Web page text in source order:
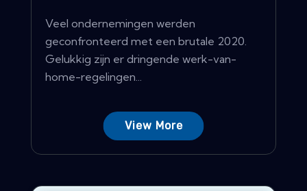
Veel ondernemingen werden
geconfronteerd met een brutale 2020.
Gelukkig zijn er dringende werk-van-
home-regelingen...
View More